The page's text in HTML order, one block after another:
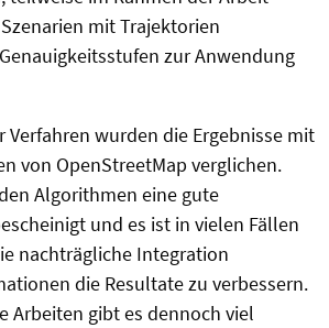
mit Trajektorien
zur Anwendung
Verfahren wurden die Ergebnisse mit
von OpenStreetMap verglichen.
Algorithmen eine gute
und es ist in vielen Fällen
nachträgliche Integration
die Resultate zu verbessern.
Arbeiten gibt es dennoch viel